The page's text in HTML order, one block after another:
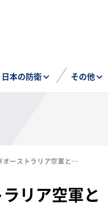
日本の防衛 その他
海上自衛隊、米海軍およびオーストラリア空軍との共同訓練を実施（5月26日）
リア空軍と